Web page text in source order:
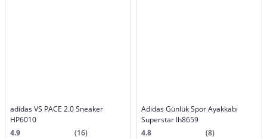
adidas VS PACE 2.0 Sneaker
HP6010
4.9
(16)
Adidas Günlük Spor Ayakkabı
Superstar Ih8659
4.8
(8)